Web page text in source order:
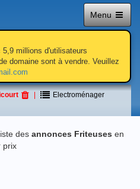
Menu
millions d'utilisateurs
domaine sont à vendre. Veuillez
Electroménager
des annonces Friteuses en
prix